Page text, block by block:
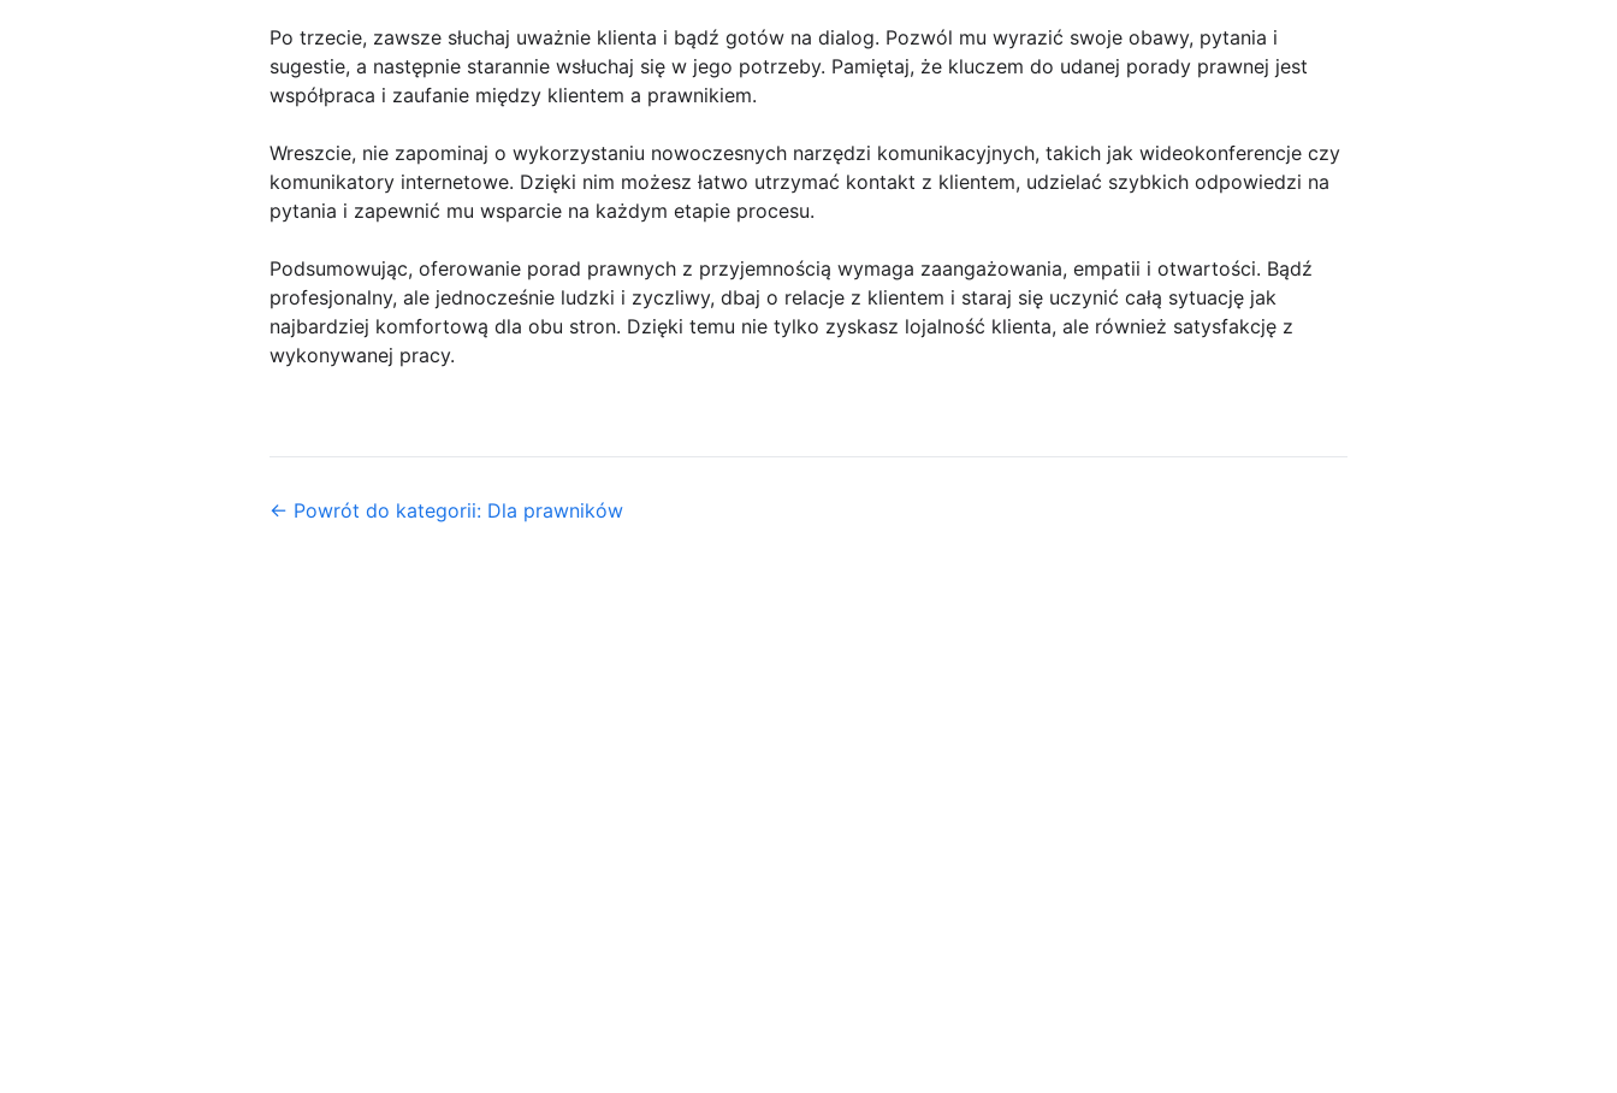
Po trzecie, zawsze słuchaj uważnie klienta i bądź gotów na dialog. Pozwól mu wyrazić swoje obawy, pytania i
sugestie, a następnie starannie wsłuchaj się w jego potrzeby. Pamiętaj, że kluczem do udanej porady prawnej jest
współpraca i zaufanie między klientem a prawnikiem.
Wreszcie, nie zapominaj o wykorzystaniu nowoczesnych narzędzi komunikacyjnych, takich jak wideokonferencje czy
komunikatory internetowe. Dzięki nim możesz łatwo utrzymać kontakt z klientem, udzielać szybkich odpowiedzi na
pytania i zapewnić mu wsparcie na każdym etapie procesu.
Podsumowując, oferowanie porad prawnych z przyjemnością wymaga zaangażowania, empatii i otwartości. Bądź
profesjonalny, ale jednocześnie ludzki i zyczliwy, dbaj o relacje z klientem i staraj się uczynić całą sytuację jak
najbardziej komfortową dla obu stron. Dzięki temu nie tylko zyskasz lojalność klienta, ale również satysfakcję z
wykonywanej pracy.
← Powrót do kategorii: Dla prawników